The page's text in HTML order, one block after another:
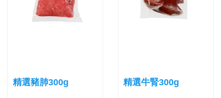
精選豬肺300g 精選牛腎300g